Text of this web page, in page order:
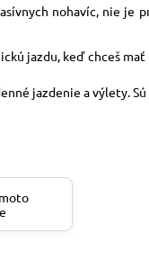
nohavíc, nie je
jazdu, keď chceš
jazdenie a výlety.